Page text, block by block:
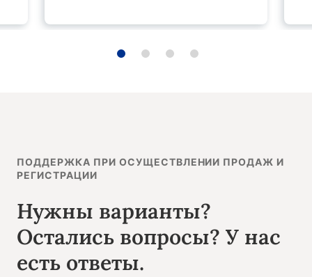
ПОДДЕРЖКА ПРИ ОСУЩЕСТВЛЕНИИ ПРОДАЖ И
РЕГИСТРАЦИИ
Нужны варианты?
Остались вопросы? У нас
есть ответы.